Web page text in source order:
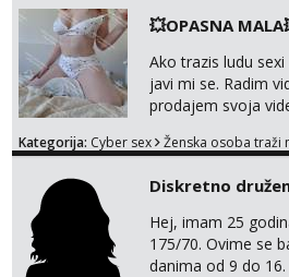
💥OPASNA
Ako trazis ludu
javi mi se. Radim
prodajem svoja
Viber ili Telegram.
Kategorija: Cyber sex Ženska osoba traži
Diskretno
Hej, imam 25
175/70. Ovime se
danima od 9 do